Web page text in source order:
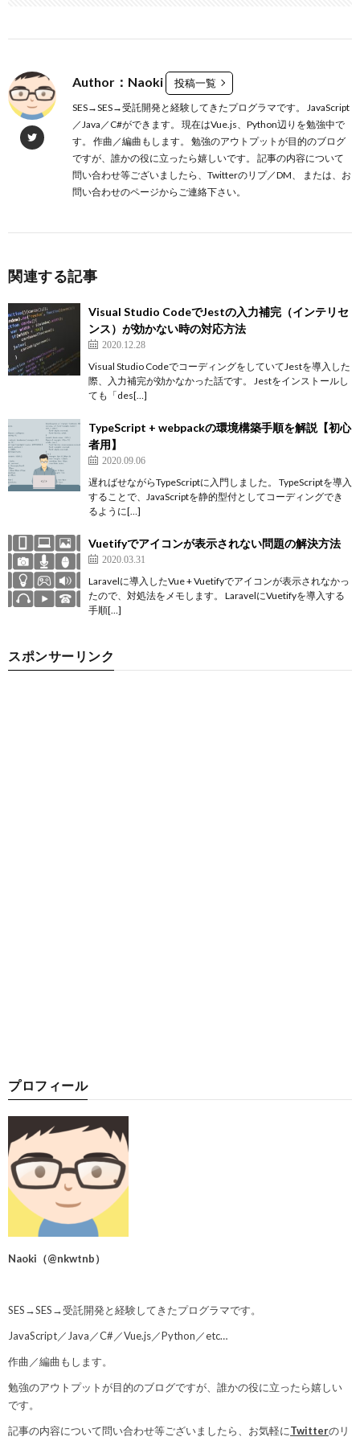
Author：Naoki 投稿一覧
SES→SES→受託開発と経験してきたプログラマです。 JavaScript
／Java／C#ができます。 現在はVue.js、Python辺りを勉強中で
す。 作曲／編曲もします。 勉強のアウトプットが目的のブログ
ですが、誰かの役に立ったら嬉しいです。 記事の内容について
問い合わせ等ございましたら、Twitterのリプ／DM、 または、お
問い合わせのページからご連絡下さい。
関連する記事
Visual Studio CodeでJestの入力補完（インテリセ
ンス）が効かない時の対応方法
2020.12.28
Visual Studio CodeでコーディングをしていてJestを導入した
際、入力補完が効かなかった話です。 Jestをインストールし
ても「des[…]
TypeScript + webpackの環境構築手順を解説【初心
者用】
2020.09.06
遅ればせながらTypeScriptに入門しました。 TypeScriptを導入
することで、JavaScriptを静的型付としてコーディングでき
るように[…]
Vuetifyでアイコンが表示されない問題の解決方法
2020.03.31
Laravelに導入したVue + Vuetifyでアイコンが表示されなかっ
たので、対処法をメモします。 LaravelにVuetifyを導入する
手順[…]
スポンサーリンク
プロフィール
Naoki （@nkwtnb）
SES→SES→受託開発と経験してきたプログラマです。
JavaScript／Java／C#／Vue.js／Python／etc…
作曲／編曲もします。
勉強のアウトプットが目的のブログですが、誰かの役に立ったら嬉しい
です。
記事の内容について問い合わせ等ございましたら、お気軽にTwitterのリ